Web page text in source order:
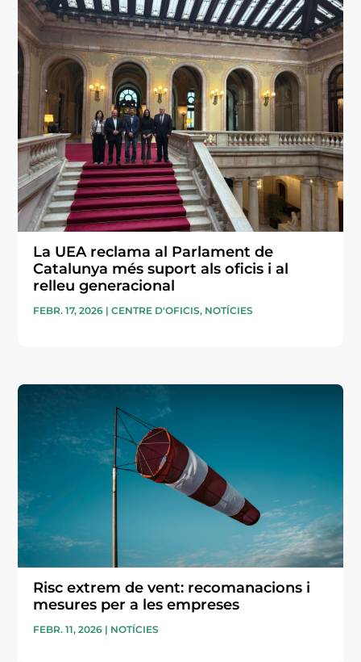
La UEA reclama al Parlament de
Catalunya més suport als oficis i al
relleu generacional
FEBR. 17, 2026 |CENTRE D'OFICIS, NOTÍCIES
Risc extrem de vent: recomanacions i
mesures per a les empreses
FEBR. 11, 2026 | NOTÍCIES